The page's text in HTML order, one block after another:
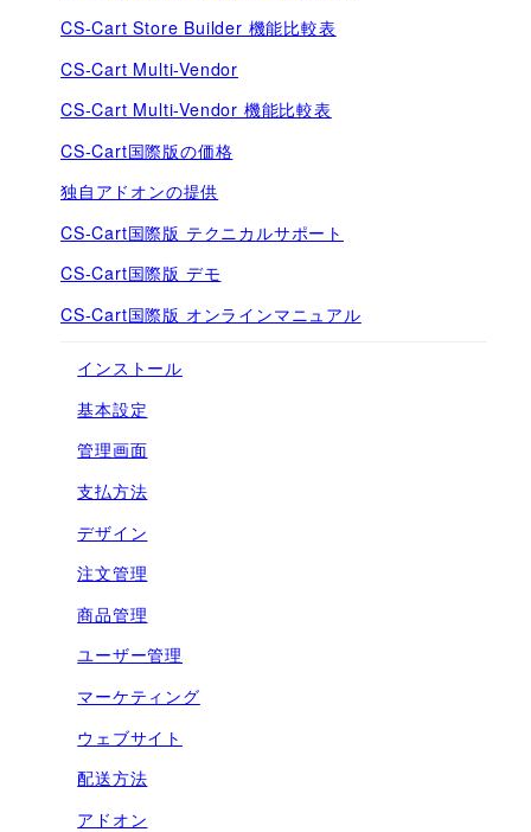
CS-Cart Store Builder 機能比較表
CS-Cart Multi-Vendor
CS-Cart Multi-Vendor 機能比較表
CS-Cart国際版の価格
独自アドオンの提供
CS-Cart国際版 テクニカルサポート
CS-Cart国際版 デモ
CS-Cart国際版 オンラインマニュアル
インストール
基本設定
管理画面
支払方法
デザイン
注文管理
商品管理
ユーザー管理
マーケティング
ウェブサイト
配送方法
アドオン